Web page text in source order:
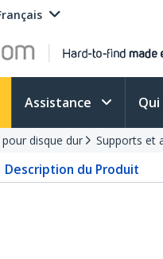
Assistance
disque dur Supports et
Description du Produit